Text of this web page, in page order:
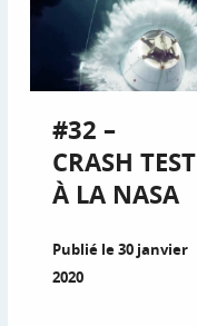
#32 –
CRASH TEST
À LA NASA
Publié le 30 janvier
2020